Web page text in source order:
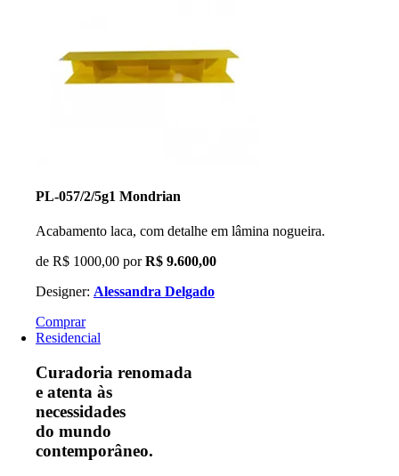
PL-057/2/5g1 Mondrian
Acabamento laca, com detalhe em lâmina nogueira.
de R$ 1000,00 porR$ 9.600,00
Designer: Alessandra Delgado
Comprar
Residencial
Curadoria renomada
e atenta às
necessidades
do mundo
contemporâneo.